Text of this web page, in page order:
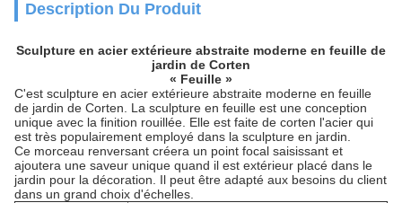
Description Du Produit
Sculpture en acier extérieure abstraite moderne en feuille de
jardin de Corten
« Feuille »
C'est sculpture en acier extérieure abstraite moderne en feuille
de jardin de Corten. La sculpture en feuille est une conception
unique avec la finition rouillée. Elle est faite de corten l'acier qui
est très populairement employé dans la sculpture en jardin.
Ce morceau renversant créera un point focal saisissant et
ajoutera une saveur unique quand il est extérieur placé dans le
jardin pour la décoration. Il peut être adapté aux besoins du client
dans un grand choix d'échelles.